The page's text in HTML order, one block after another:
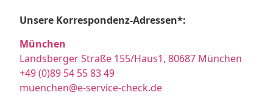
Unsere Korrespondenz-Adressen*:
München
Landsberger Straße 155/Haus1, 80687 München
+49 (0)89 54 55 83 49
muenchen@e-service-check.de